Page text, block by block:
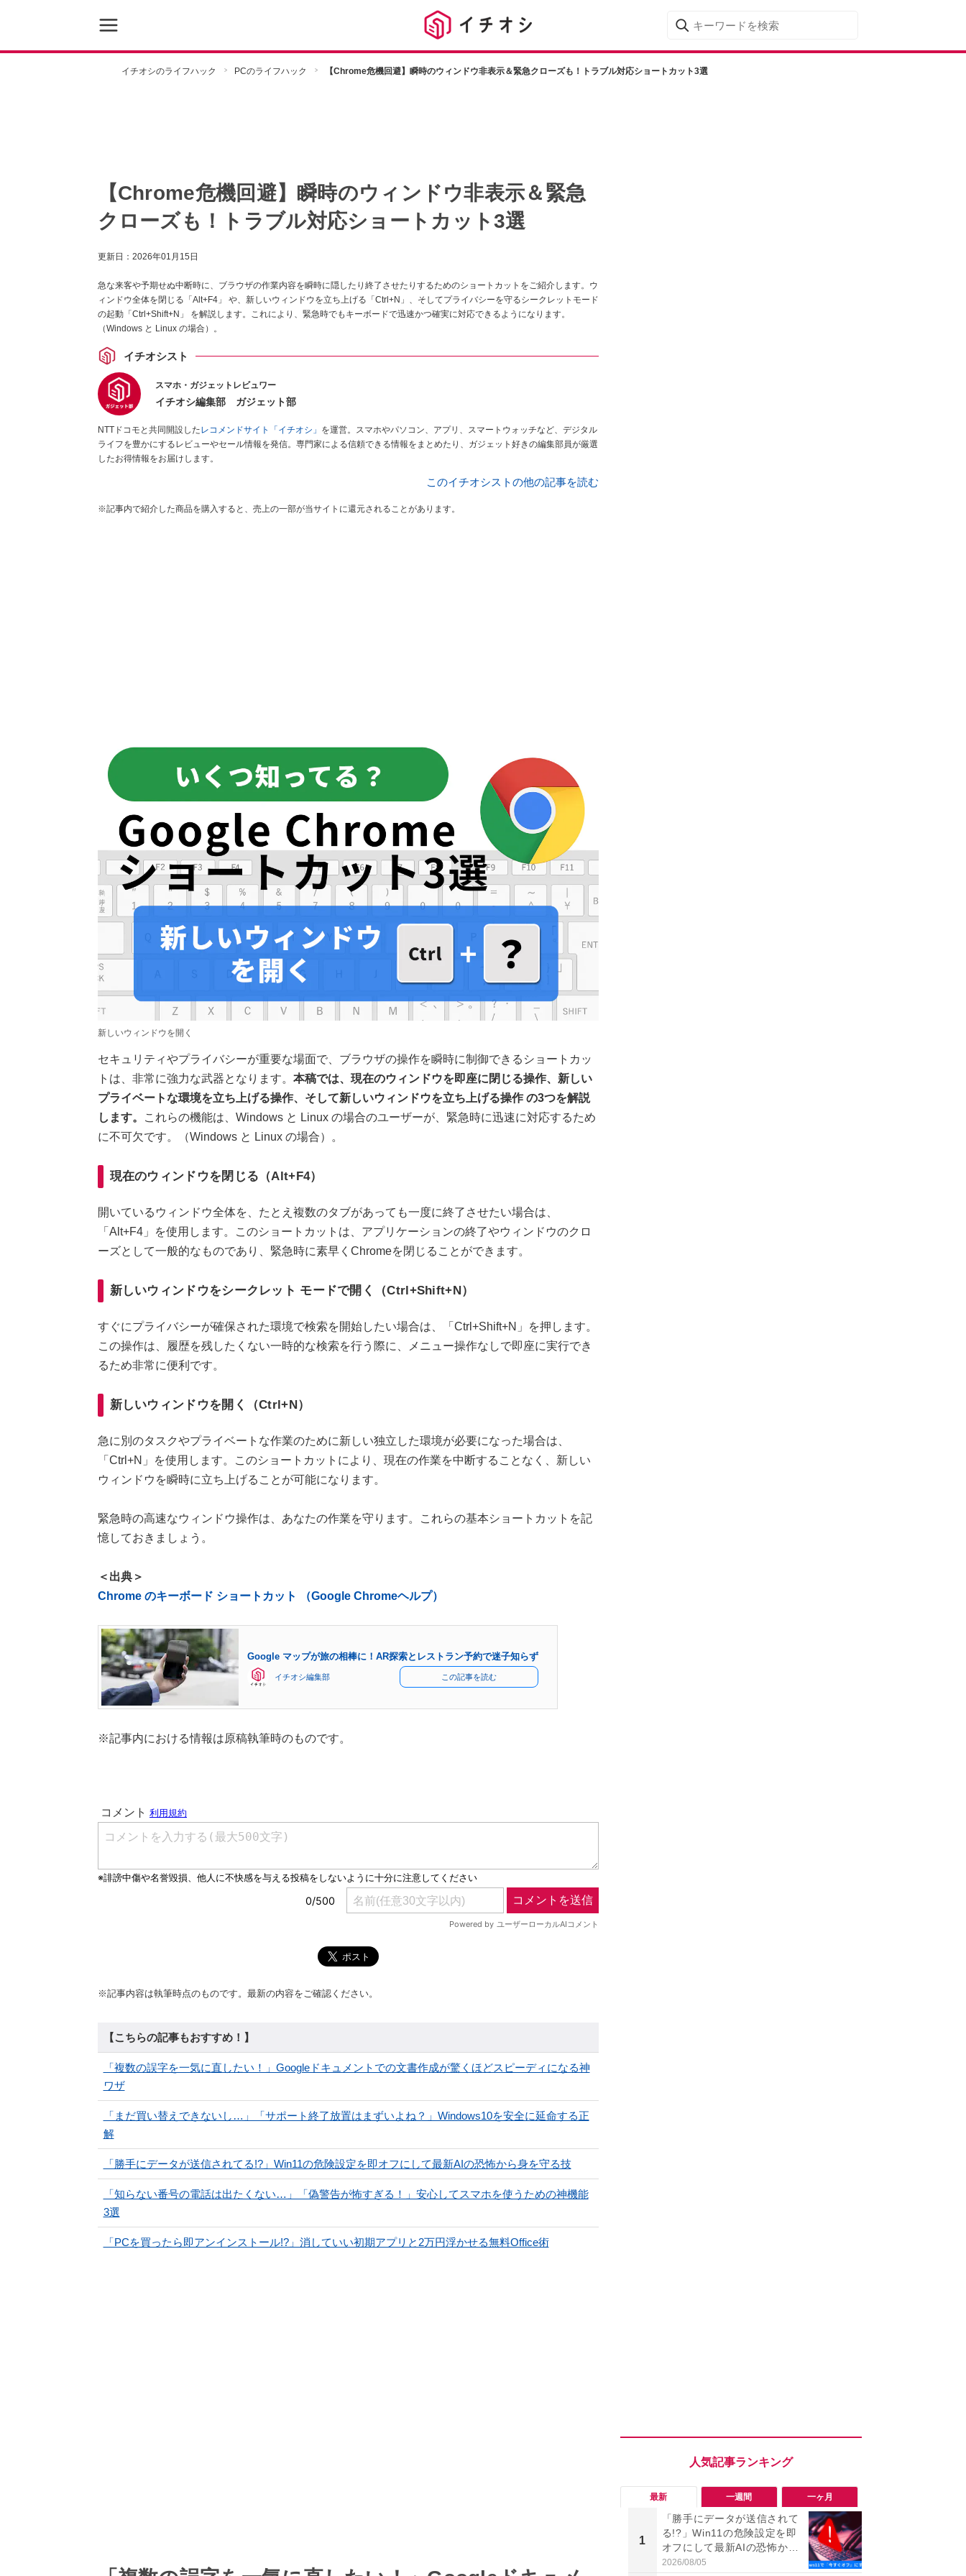
イチオシのライフハック PCのライフハック 【Chrome危機回避】瞬時のウィンドウ非表示＆緊急クローズも！トラブル対応ショートカット3選
【Chrome危機回避】瞬時のウィンドウ非表示＆緊急
クローズも！トラブル対応ショートカット3選
更新日： 2026年01月15日
急な来客や予期せぬ中断時に、ブラウザの作業内容を瞬時に隠したり終了させたりするためのショートカットをご紹介します。ウ
ィンドウ全体を閉じる「Alt+F4」 や、新しいウィンドウを立ち上げる「Ctrl+N」、そしてプライバシーを守るシークレットモード
の起動「Ctrl+Shift+N」 を解説します。これにより、緊急時でもキーボードで迅速かつ確実に対応できるようになります。
（Windows と Linux の場合）。
イチオシスト
スマホ・ガジェットレビュワー
イチオシ編集部 ガジェット部
NTTドコモと共同開設したレコメンドサイト「イチオシ」 を運営。スマホやパソコン、アプリ、スマートウォッチなど、デジタル
ライフを豊かにするレビューやセール情報を発信。専門家による信頼できる情報をまとめたり、ガジェット好きの編集部員が厳選
したお得情報をお届けします。
このイチオシストの他の記事を読む
※記事内で紹介した商品を購入すると、売上の一部が当サイトに還元されることがあります。
新しいウィンドウを開く
セキュリティやプライバシーが重要な場面で、ブラウザの操作を瞬時に制御できるショートカッ
トは、非常に強力な武器となります。 本稿では、現在のウィンドウを即座に閉じる操作、新しい
プライベートな環境を立ち上げる操作、そして新しいウィンドウを立ち上げる操作 の3つを解説
します。
これらの機能は、Windows と Linux の場合のユーザーが、緊急時に迅速に対応するため
に不可欠です。（Windows と Linux の場合）。
現在のウィンドウを閉じる（Alt+F4）
開いているウィンドウ全体を、たとえ複数のタブがあっても一度に終了させたい場合は、
「Alt+F4」を使用します。このショートカットは、アプリケーションの終了やウィンドウのクロ
ーズとして一般的なものであり、緊急時に素早くChromeを閉じることができます。
新しいウィンドウをシークレット モードで開く（Ctrl+Shift+N）
すぐにプライバシーが確保された環境で検索を開始したい場合は、「Ctrl+Shift+N」を押します。
この操作は、履歴を残したくない一時的な検索を行う際に、メニュー操作なしで即座に実行でき
るため非常に便利です。
新しいウィンドウを開く（Ctrl+N）
急に別のタスクやプライベートな作業のために新しい独立した環境が必要になった場合は、
「Ctrl+N」を使用します。このショートカットにより、現在の作業を中断することなく、新しい
ウィンドウを瞬時に立ち上げることが可能になります。
緊急時の高速なウィンドウ操作は、あなたの作業を守ります。これらの基本ショートカットを記
憶しておきましょう。
＜出典＞
Chrome のキーボード ショートカット （Google Chromeヘルプ）
Google マップが旅の相棒に！AR探索とレストラン予約で迷子知らず
イチオシ編集部 この記事を読む
※記事内における情報は原稿執筆時のものです。
※記事内容は執筆時点のものです。最新の内容をご確認ください。
【こちらの記事もおすすめ！】
「複数の誤字を一気に直したい！」Googleドキュメントでの文書作成が驚くほどスピーディになる神
ワザ
「まだ買い替えできないし…」「サポート終了放置はまずいよね？」Windows10を安全に延命する正
解
「勝手にデータが送信されてる!?」Win11の危険設定を即オフにして最新AIの恐怖から身を守る技
「知らない番号の電話は出たくない…」「偽警告が怖すぎる！」安心してスマホを使うための神機能
3選
「PCを買ったら即アンインストール!?」消していい初期アプリと2万円浮かせる無料Office術
最新 一週間 一ヶ月
1
「勝手にデータが送信されて
る!?」Win11の危険設定を即
オフにして最新AIの恐怖から
身を守る技
2026/08/05